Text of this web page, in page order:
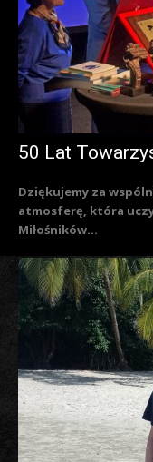
50 Lat
Dziękujemy za
atmosferę, która
Miłośników...